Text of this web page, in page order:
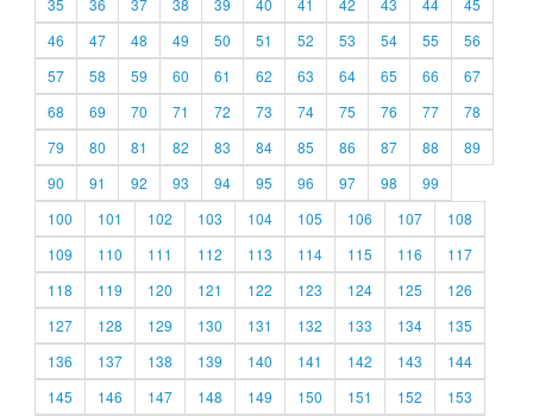
35
36 37 38 39 40 41 42 43 44
45
46
47 48 49 50 51 52 53 54 55
56
57
58 59 60 61 62 63 64 65 66
67
68
69 70 71 72 73 74 75 76 77
78
79
80 81 82 83 84 85 86 87 88
89
90
91 92 93 94 95 96 97 98
99
100
101 102 103 104 105 106 107
108
109
110 111 112 113 114 115 116
117
118
119 120 121 122 123 124 125
126
127
128 129 130 131 132 133 134
135
136
137 138 139 140 141 142 143
144
145
146 147 148 149 150 151 152
153